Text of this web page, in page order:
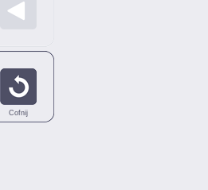
Cofnij